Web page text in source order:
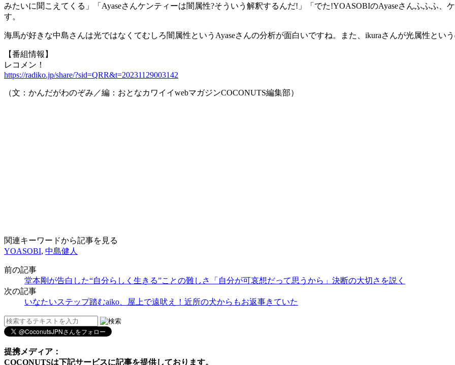
みたいに聞こえてくる」「Ayaseさんケンティーは闇属性?そういう解釈するんだ!」「でた!YOASOBIのAyaseさんふふふ、
す。
海馬が好きな中島さんは光ではなくてむしろ闇属性というAyaseさんの分析が面白いですね。また、ikuraさんが光属性とい
【番組情報】
レコメン！
https://radiko.jp/share/?sid=QRR&t=20231129003142
（文：かんだがわのぞみ／編：おとなカワイイwebマガジンCOCONUTS編集部）
関連キーワードから記事を見る
YOASOBI, 中島健人
前の記事
堂本剛が告白した“自分らしく生きる”ことの難しさ「自分が可哀想だって思うから」決断の大切さを説く
次の記事
いなたいステップ踏むaiko、屋上で遠吠え！近所の犬からもお返事きていた
提携メディア：
COCONUTSは下記サービスに記事を提供しております。